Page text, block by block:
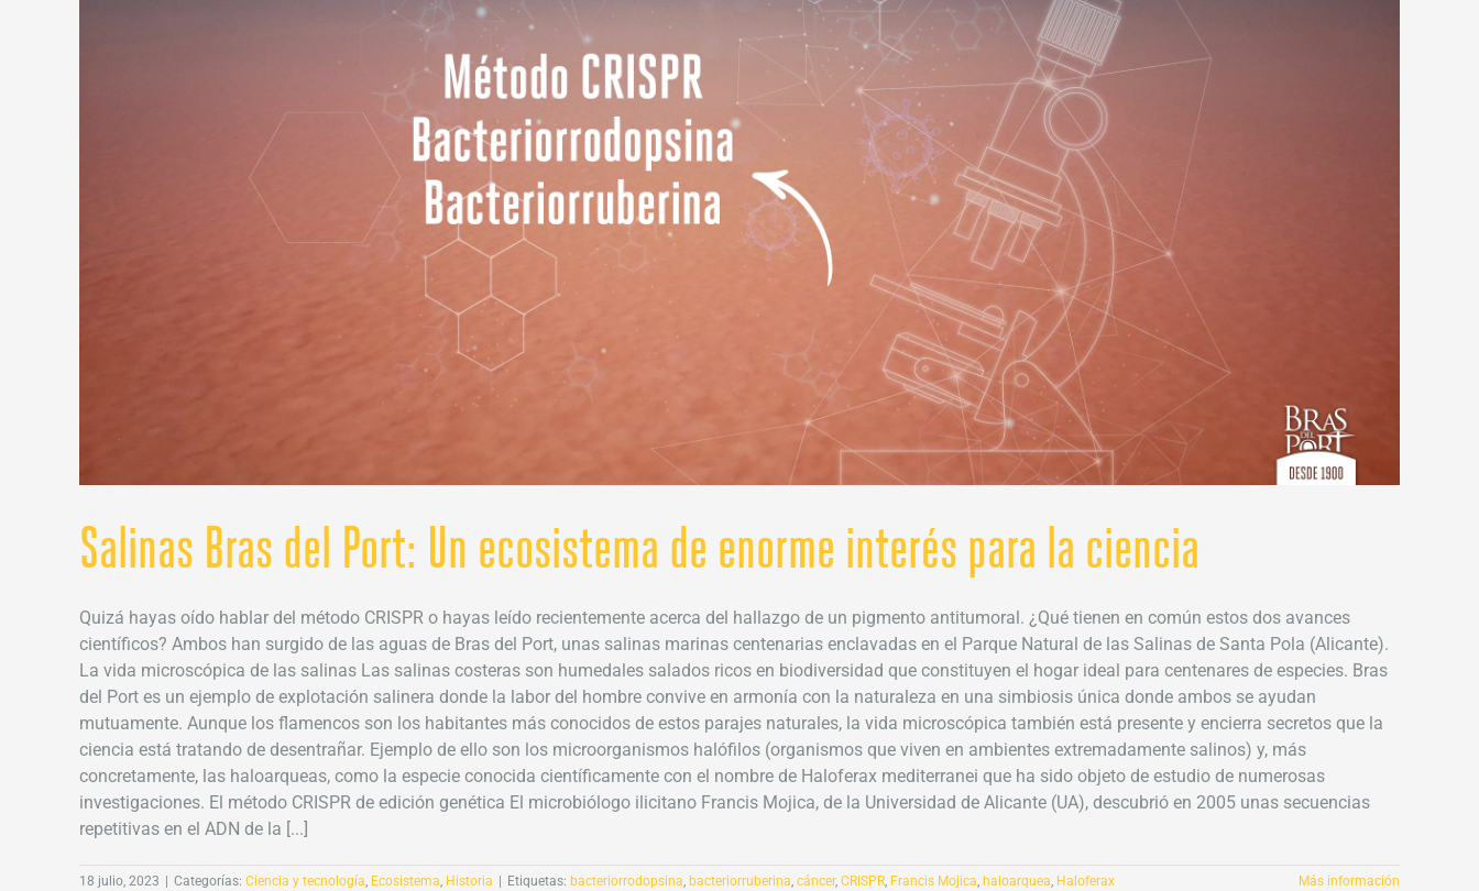
Salinas Bras del Port: Un ecosistema de enorme interés para la ciencia
Quizá hayas oído hablar del método CRISPR o hayas leído recientemente acerca del hallazgo de un pigmento antitumoral. ¿Qué tienen en común estos dos avances
científicos? Ambos han surgido de las aguas de Bras del Port, unas salinas marinas centenarias enclavadas en el Parque Natural de las Salinas de Santa Pola (Alicante).
La vida microscópica de las salinas Las salinas costeras son humedales salados ricos en biodiversidad que constituyen el hogar ideal para centenares de especies. Bras
del Port es un ejemplo de explotación salinera donde la labor del hombre convive en armonía con la naturaleza en una simbiosis única donde ambos se ayudan
mutuamente. Aunque los flamencos son los habitantes más conocidos de estos parajes naturales, la vida microscópica también está presente y encierra secretos que la
ciencia está tratando de desentrañar. Ejemplo de ello son los microorganismos halófilos (organismos que viven en ambientes extremadamente salinos) y, más
concretamente, las haloarqueas, como la especie conocida científicamente con el nombre de Haloferax mediterranei que ha sido objeto de estudio de numerosas
investigaciones. El método CRISPR de edición genética El microbiólogo ilicitano Francis Mojica, de la Universidad de Alicante (UA), descubrió en 2005 unas secuencias
repetitivas en el ADN de la [...]
18 julio, 2023 Categorías: Ciencia y tecnología, Ecosistema, Historia Etiquetas: bacteriorrodopsina, bacteriorruberina, cáncer, CRISPR, Francis Mojica, haloarquea, Haloferax
Más información